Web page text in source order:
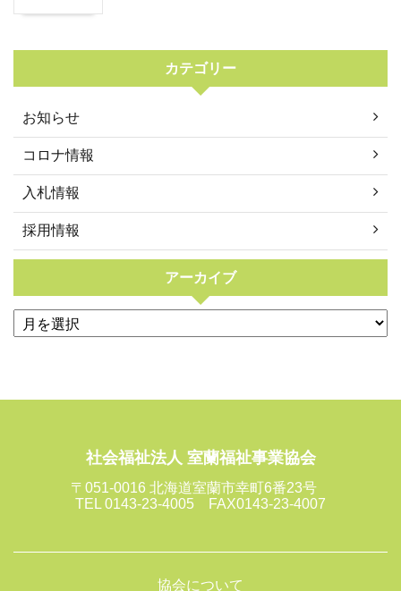
カテゴリー
お知らせ
コロナ情報
入札情報
採用情報
アーカイブ
社会福祉法人 室蘭福祉事業協会
〒051-0016 北海道室蘭市幸町6番23号
TEL 0143-23-4005 FAX0143-23-4007
協会について